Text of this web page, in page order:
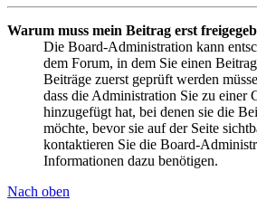
Warum muss mein Beitrag erst
Die Board-Administration kann
dem Forum, in dem Sie einen
Beiträge zuerst geprüft werden
dass die Administration Sie zu einer
hinzugefügt hat, bei denen sie die
möchte, bevor sie auf der Seite
kontaktieren Sie die Board-
Informationen dazu benötigen.
Nach oben